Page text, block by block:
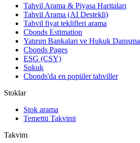
Tahvil Arama & Piyasa Haritaları
Tahvil Arama (AI Destekli)
Tahvil fiyat teklifleri arama
Cbonds Estimation
Yatırım Bankaları ve Hukuk
Cbonds Pages
ESG (ÇSY)
Sukuk
Cbonds'da en popüler tahviller
Stoklar
Stok arama
Temettü Takvimi
Takvim